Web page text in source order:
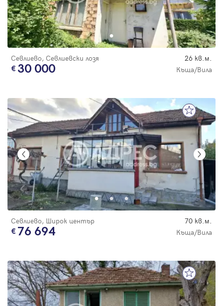
Севлиево, Севлиевски лозя 26 кв.м.
30 000 Къща/Вила
Севлиево, Широк център 70 кв.м.
76 694 Къща/Вила